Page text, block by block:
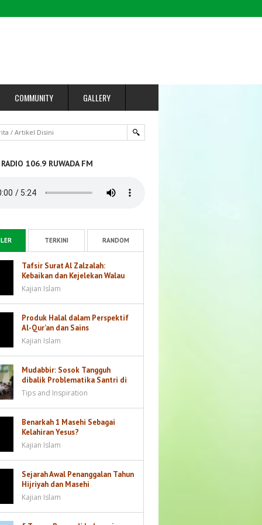
COMMUNITY GALLERY
106.9 RUWADA FM
TERKINI RANDOM
Tafsir Surat Al Zalzalah:
Kebaikan dan Kejelekan Walau
Sebesar Dzarrah akan Dibalas
Kajian Islam
Produk Halal dalam Perspektif
Al-Qur’an dan Sains
Kajian Islam
Mudabbir: Sosok Tangguh
dibalik Problematika Santri di
Kamar
Tips and Inspiration
Benarkah 1 Masehi Sebagai
Kelahiran Yesus?
Kajian Islam
Sejarah Awal Penanggalan Tahun
Hijriyah dan Masehi
Kajian Islam